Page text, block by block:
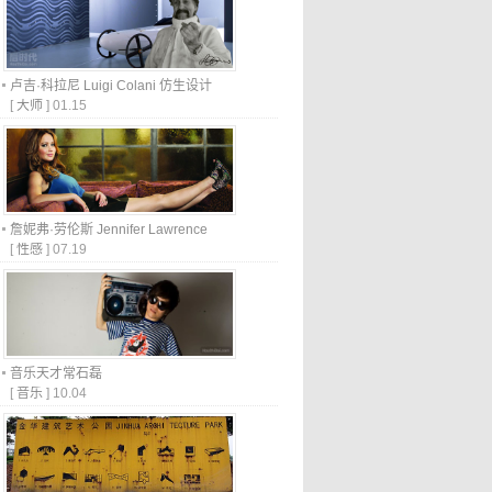
卢吉·科拉尼 Luigi Colani 仿生设计
[ 大师 ] 01.15
詹妮弗·劳伦斯 Jennifer Lawrence
[ 性感 ] 07.19
音乐天才常石磊
[ 音乐 ] 10.04